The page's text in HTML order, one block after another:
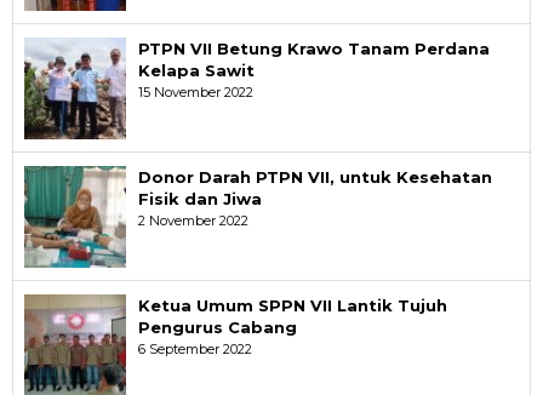
PTPN VII Betung Krawo Tanam Perdana
Kelapa Sawit
15 November 2022
Donor Darah PTPN VII, untuk Kesehatan
Fisik dan Jiwa
2 November 2022
Ketua Umum SPPN VII Lantik Tujuh
Pengurus Cabang
6 September 2022